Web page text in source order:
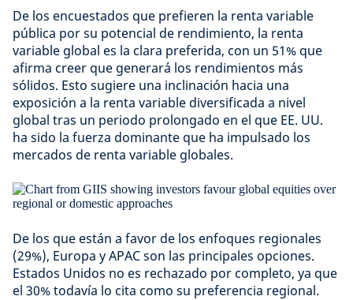
De los encuestados que prefieren la renta variable
pública por su potencial de rendimiento, la renta
variable global es la clara preferida, con un 51% que
afirma creer que generará los rendimientos más
sólidos. Esto sugiere una inclinación hacia una
exposición a la renta variable diversificada a nivel
global tras un periodo prolongado en el que EE. UU.
ha sido la fuerza dominante que ha impulsado los
mercados de renta variable globales.
De los que están a favor de los enfoques regionales
(29%), Europa y APAC son las principales opciones.
Estados Unidos no es rechazado por completo, ya que
el 30% todavía lo cita como su preferencia regional.